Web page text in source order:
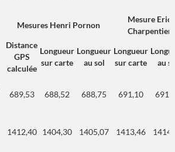
Mesures Henri Pornon
Mesure Eric
Charpentier
Distance
GPS
calculée
Longueur
sur carte
Longueur
au sol
Longueur
sur carte
au
689,53 688,52 688,75 691,10
1412,40 1404,30 1405,07 1413,46